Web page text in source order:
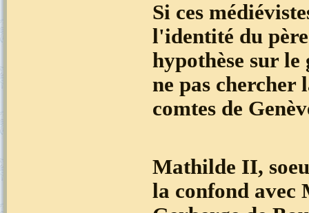
Si ces
l'identité du
hypothèse sur
ne pas chercher
comtes de
Mathilde II,
la confond avec